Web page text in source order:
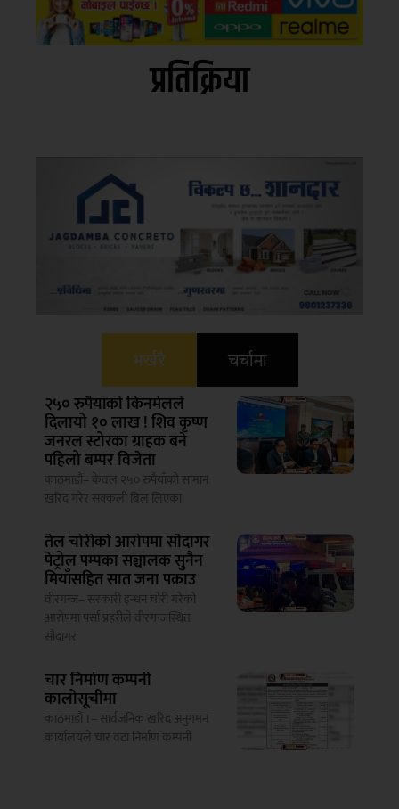
प्रतिक्रिया
भर्खरै चर्चामा
२५० रुपैयाँको किनमेलले
दिलायो १० लाख ! शिव कृष्ण
जनरल स्टोरका ग्राहक बने
पहिलो बम्पर विजेता
काठमाडौं– केवल २५० रुपैयाँको सामान
खरिद गरेर सक्कली बिल लिएका
तेल चोरीको आरोपमा सौदागर
पेट्रोल पम्पका सञ्चालक सुनैन
मियाँसहित सात जना पक्राउ
वीरगन्ज– सरकारी इन्धन चोरी गरेको
आरोपमा पर्सा प्रहरीले वीरगन्जस्थित
सौदागर
चार निर्माण कम्पनी
कालोसूचीमा
काठमाडौं ।– सार्वजनिक खरिद अनुगमन
कार्यालयले चार वटा निर्माण कम्पनी